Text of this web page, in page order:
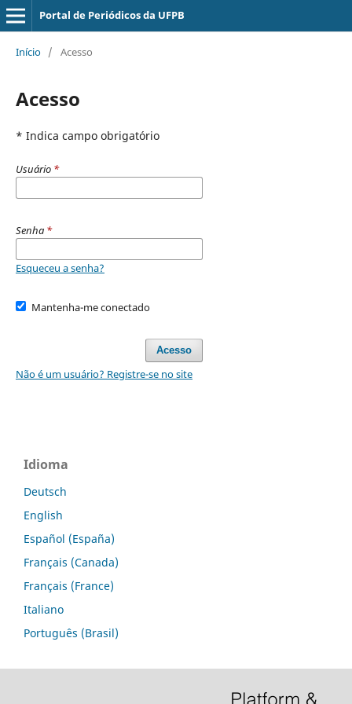
Portal de Periódicos da UFPB
Início / Acesso
Acesso
* Indica campo obrigatório
Usuário *
Senha *
Esqueceu a senha?
Mantenha-me conectado
Acesso
Não é um usuário? Registre-se no site
Idioma
Deutsch
English
Español (España)
Français (Canada)
Français (France)
Italiano
Português (Brasil)